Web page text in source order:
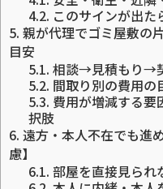
4.2. このサインが出た
5. 親が代理でゴミ屋敷の
目安
5.1. 相談→見積もり→
5.2. 間取り別の費用の
5.3. 費用が増減する要
択肢
6. 遠方・本人不在でも進
慮】
6.1. 部屋を直接見られ